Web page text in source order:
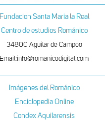
Fundacion Santa Maria la Real
Centro de estudios Románico
34800 Aguilar de Campoo
Email:info@romanicodigital.com
Imágenes del Románico
Enciclopedia Online
Condex Aquilarensis